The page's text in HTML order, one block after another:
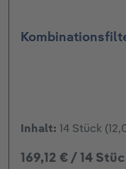
Inhalt: 14 Stück
169,12 € / 14